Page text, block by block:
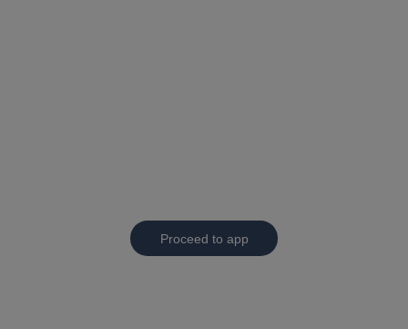
Proceed to app